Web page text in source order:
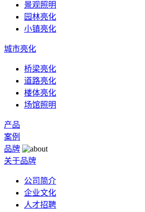
景观照明
园林亮化
小镇亮化
城市亮化
桥梁亮化
道路亮化
楼体亮化
场馆照明
产品
案例
品牌
关于品牌
公司简介
企业文化
人才招聘